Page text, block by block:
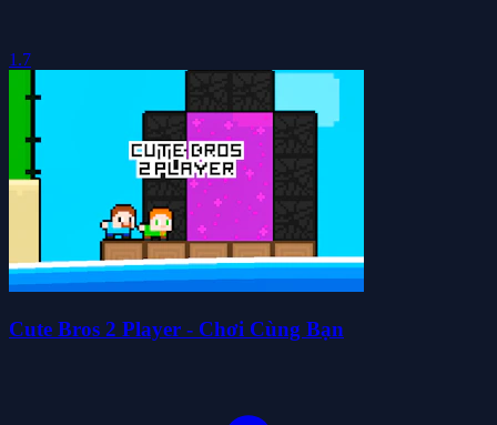
1.7
Cute Bros 2 Player - Chơi Cùng Bạn